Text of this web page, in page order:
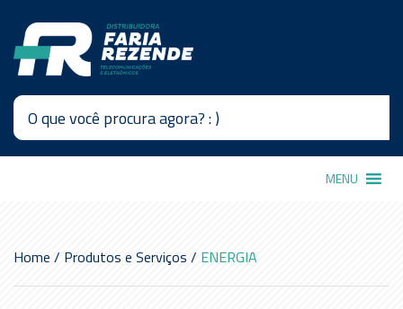
MENU
Home / Produtos e Serviços / ENERGIA